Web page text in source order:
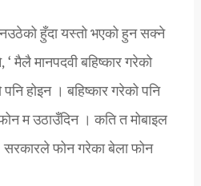
हुँदा यस्तो भएको हुन सक्ने
मानपदवी बहिष्कार गरेको
होइन । बहिष्कार गरेको पनि
म उठाउँदिन । कति त मोबाइल
सरकारले फोन गरेका बेला फोन